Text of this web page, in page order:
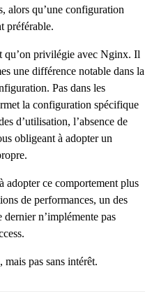
alors qu’une configuration
préférable.
qu’on privilégie avec Nginx. Il
une différence notable dans la
Pas dans les
la configuration spécifique
d’utilisation, l’absence de
obligeant à adopter un
adopter ce comportement plus
de performances, un des
n’implémente pas
pas sans intérêt.